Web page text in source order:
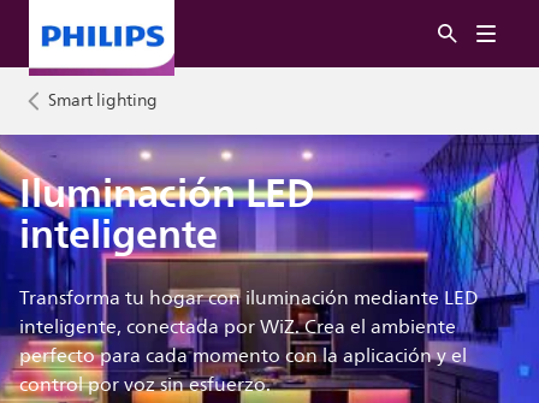
Smart lighting
Iluminación LED
inteligente
Transforma tu hogar con iluminación mediante LED
inteligente, conectada por WiZ. Crea el ambiente
perfecto para cada momento con la aplicación y el
control por voz sin esfuerzo.